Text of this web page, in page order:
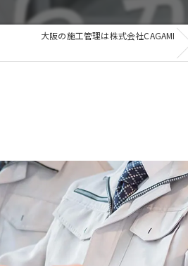
滋賀
その他の地域
大阪の施工管理は株式会社CAGAMI